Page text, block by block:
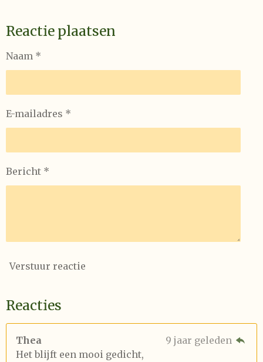
Reactie plaatsen
Naam *
E-mailadres *
Bericht *
Verstuur reactie
Reacties
Thea
9 jaar geleden
Het blijft een mooi gedicht,